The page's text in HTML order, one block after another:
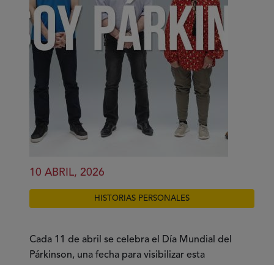
10 ABRIL, 2026
HISTORIAS PERSONALES
Cada 11 de abril se celebra el Día Mundial del
Párkinson, una fecha para visibilizar esta